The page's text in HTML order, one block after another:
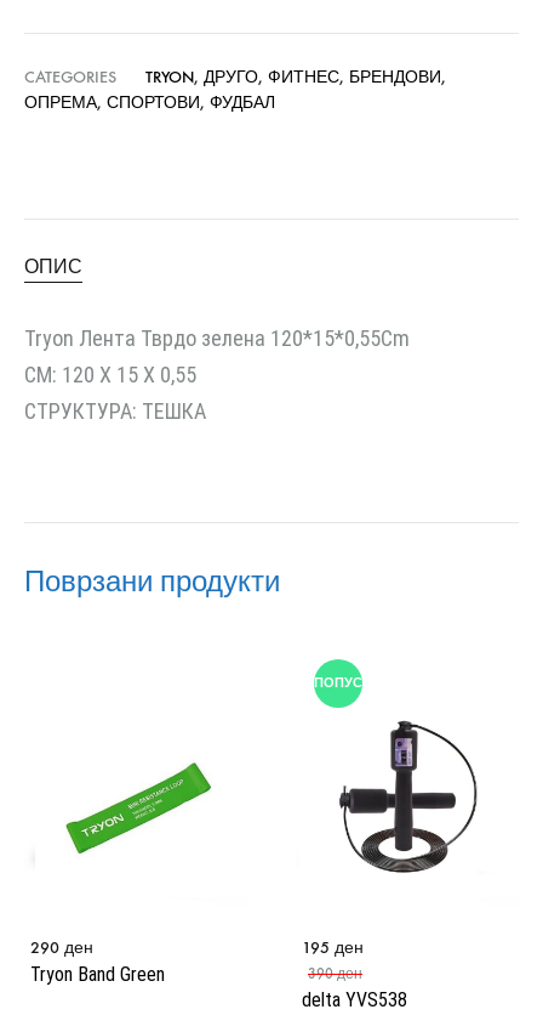
CATEGORIES TRYON, ДРУГО, ФИТНЕС, БРЕНДОВИ,
ОПРЕМА, СПОРТОВИ, ФУДБАЛ
ОПИС
Tryon Лента Тврдо зелена 120*15*0,55Cm
CM: 120 X 15 X 0,55
СТРУКТУРА: ТЕШКА
Поврзани продукти
Tryon Band Green
290 ден
ПОПУСТ
delta YVS538
195 ден
390ден